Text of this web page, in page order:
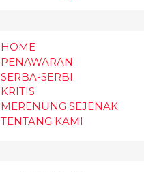
HOME
PENAWARAN
SERBA-SERBI
KRITIS
MERENUNG SEJENAK
TENTANG KAMI